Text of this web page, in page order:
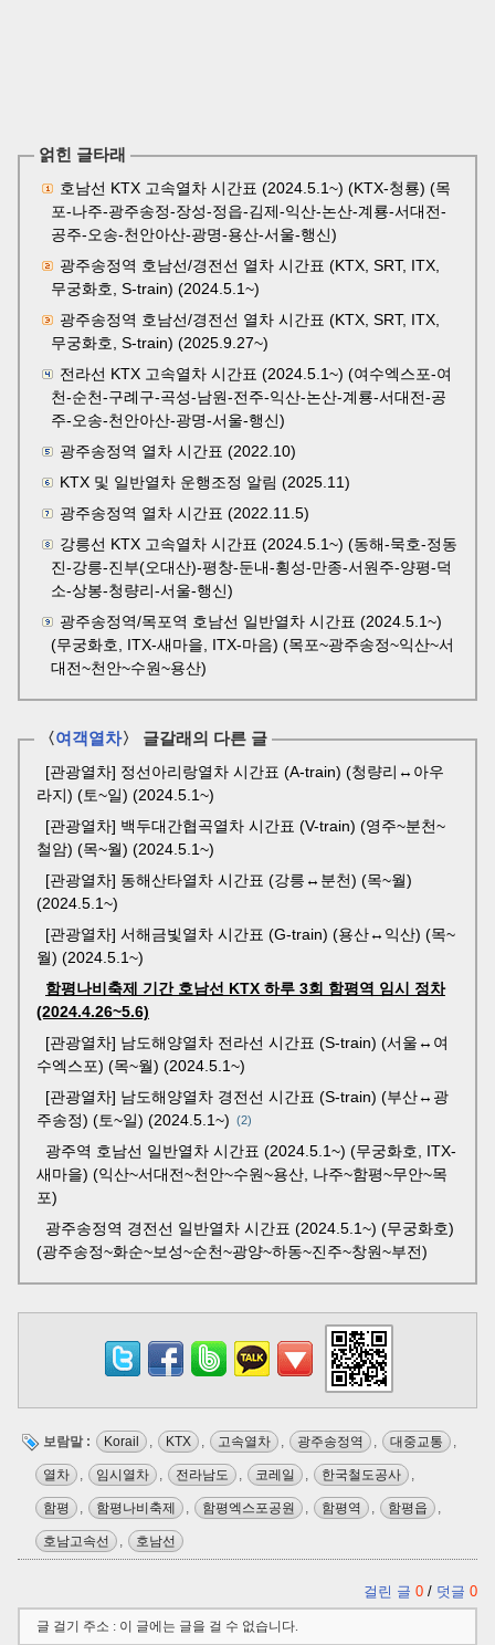
얽힌 글타래
호남선 KTX 고속열차 시간표 (2024.5.1~) (KTX-청룡) (목
포-나주-광주송정-장성-정읍-김제-익산-논산-계룡-서대전-
공주-오송-천안아산-광명-용산-서울-행신)
광주송정역 호남선/경전선 열차 시간표 (KTX, SRT, ITX,
무궁화호, S-train) (2024.5.1~)
광주송정역 호남선/경전선 열차 시간표 (KTX, SRT, ITX,
무궁화호, S-train) (2025.9.27~)
전라선 KTX 고속열차 시간표 (2024.5.1~) (여수엑스포-여
천-순천-구례구-곡성-남원-전주-익산-논산-계룡-서대전-공
주-오송-천안아산-광명-서울-행신)
광주송정역 열차 시간표 (2022.10)
KTX 및 일반열차 운행조정 알림 (2025.11)
광주송정역 열차 시간표 (2022.11.5)
강릉선 KTX 고속열차 시간표 (2024.5.1~) (동해-묵호-정동
진-강릉-진부(오대산)-평창-둔내-횡성-만종-서원주-양평-덕
소-상봉-청량리-서울-행신)
광주송정역/목포역 호남선 일반열차 시간표 (2024.5.1~)
(무궁화호, ITX-새마을, ITX-마음) (목포~광주송정~익산~서
대전~천안~수원~용산)
〈여객열차〉 글갈래의 다른 글
[관광열차] 정선아리랑열차 시간표 (A-train) (청량리↔아우
라지) (토~일) (2024.5.1~)
[관광열차] 백두대간협곡열차 시간표 (V-train) (영주~분천~
철암) (목~월) (2024.5.1~)
[관광열차] 동해산타열차 시간표 (강릉↔분천) (목~월)
(2024.5.1~)
[관광열차] 서해금빛열차 시간표 (G-train) (용산↔익산) (목~
월) (2024.5.1~)
함평나비축제 기간 호남선 KTX 하루 3회 함평역 임시 정차
(2024.4.26~5.6)
[관광열차] 남도해양열차 전라선 시간표 (S-train) (서울↔여
수엑스포) (목~월) (2024.5.1~)
[관광열차] 남도해양열차 경전선 시간표 (S-train) (부산↔광
주송정) (토~일) (2024.5.1~)
2
광주역 호남선 일반열차 시간표 (2024.5.1~) (무궁화호, ITX-
새마을) (익산~서대전~천안~수원~용산, 나주~함평~무안~목
포)
광주송정역 경전선 일반열차 시간표 (2024.5.1~) (무궁화호)
(광주송정~화순~보성~순천~광양~하동~진주~창원~부전)
보람말 : Korail , KTX , 고속열차 , 광주송정역 , 대중교통 ,
열차 , 임시열차 , 전라남도 , 코레일 , 한국철도공사 ,
함평 , 함평나비축제 , 함평엑스포공원 , 함평역 , 함평읍 ,
호남고속선 , 호남선
걸린 글 0 / 덧글 0
글 걸기 주소 : 이 글에는 글을 걸 수 없습니다.